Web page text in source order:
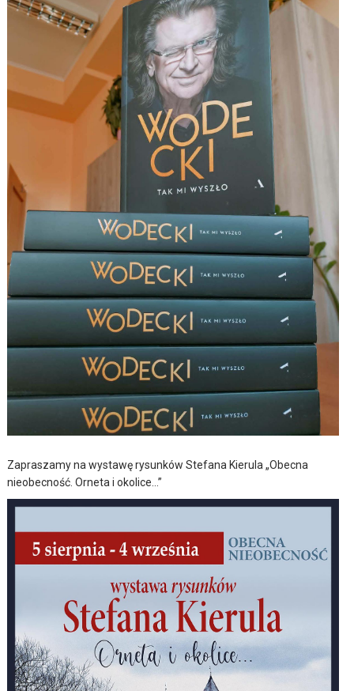
Zapraszamy na wystawę rysunków Stefana Kierula „Obecna
nieobecność. Orneta i okolice…”